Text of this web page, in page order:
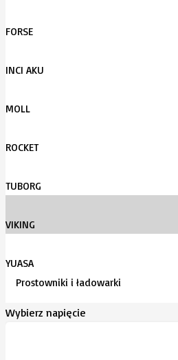
FORSE
INCI AKU
MOLL
ROCKET
TUBORG
VIKING
YUASA
Prostowniki i ładowarki
Wybierz napięcie